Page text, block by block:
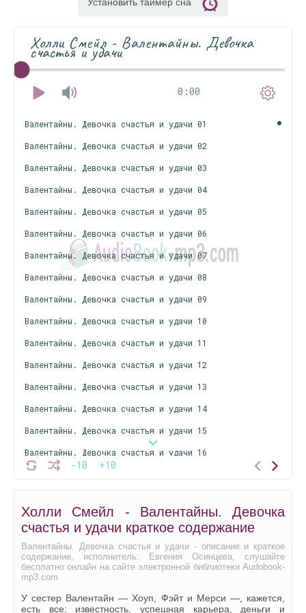
Холли Смейл - Валентайны. Девочка
счастья и удачи
0:00
-10 +10
Валентайны. Девочка счастья и удачи 01
Валентайны. Девочка счастья и удачи 02
Валентайны. Девочка счастья и удачи 03
Валентайны. Девочка счастья и удачи 04
Валентайны. Девочка счастья и удачи 05
Валентайны. Девочка счастья и удачи 06
Валентайны. Девочка счастья и удачи 07
Валентайны. Девочка счастья и удачи 08
Валентайны. Девочка счастья и удачи 09
Валентайны. Девочка счастья и удачи 10
Валентайны. Девочка счастья и удачи 11
Валентайны. Девочка счастья и удачи 12
Валентайны. Девочка счастья и удачи 13
Валентайны. Девочка счастья и удачи 14
Валентайны. Девочка счастья и удачи 15
Валентайны. Девочка счастья и удачи 16
Валентайны. Девочка счастья и удачи 17
Валентайны. Девочка счастья и удачи 19
Валентайны. Девочка счастья и удачи 21
Валентайны. Девочка счастья и удачи 22
Валентайны. Девочка счастья и удачи 23
Холли Смейл - Валентайны. Девочка
счастья и удачи краткое содержание
Валентайны. Девочка счастья и удачи - описание и краткое
содержание, исполнитель: Евгения Осинцева, слушайте
бесплатно онлайн на сайте электронной библиотеки Audobook-
mp3.com
У сестер Валентайн — Хоуп, Фэйт и Мерси —, кажется,
есть все: известность, успешная карьера, деньги и